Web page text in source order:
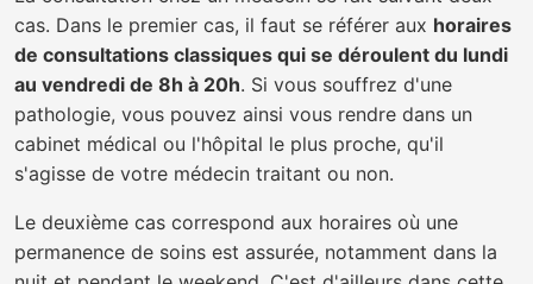
cas. Dans le premier cas, il faut se référer aux horaires
de consultations classiques qui se déroulent du lundi
au vendredi de 8h à 20h. Si vous souffrez d'une
pathologie, vous pouvez ainsi vous rendre dans un
cabinet médical ou l'hôpital le plus proche, qu'il
s'agisse de votre médecin traitant ou non.
Le deuxième cas correspond aux horaires où une
permanence de soins est assurée, notamment dans la